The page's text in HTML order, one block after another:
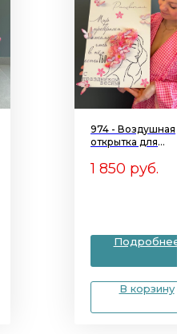
974 - Воздушная
открытка для
1 850 руб.
Подробнее
В корзину